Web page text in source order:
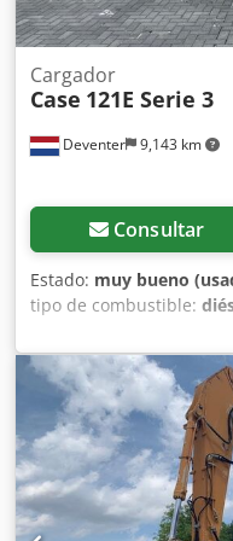
Deventer 9,143 km
Cargador
Case 121E Serie 3
Consultar
Estado: muy bueno
tipo de combustible:
adicionales =
- Cabina cerrada =
Año de fabricación:
Pala cargadora de la
fabricación: 2012. La
estado y solo tiene
máquina se encuentra
técnico como estético.